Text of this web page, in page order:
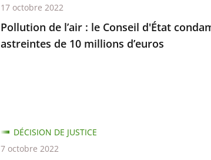
Pollution de l’air : le Conseil d'État
astreintes de 10 millions d’euros
17 octobre 2022
DÉCISION DE JUSTICE
7 octobre 2022